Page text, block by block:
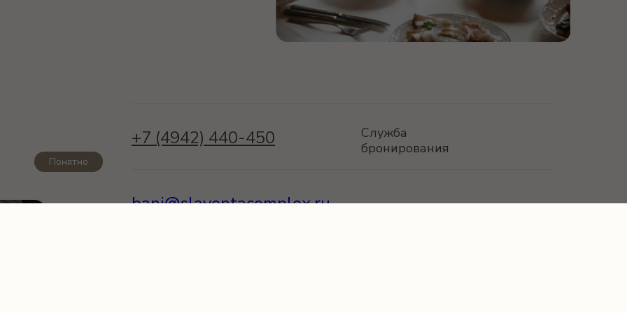
Понятно
+7 (4942) 440-450
bani@slaventacomplex.ru
Служба
бронирования